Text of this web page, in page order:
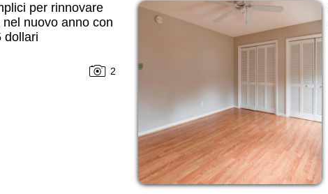
per rinnovare
nel nuovo anno con
dollari
2